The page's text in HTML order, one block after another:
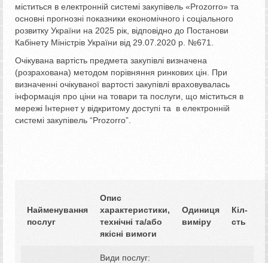
міститься в електронній системі закупівель «Prozorro» та
основні прогнозні показники економічного і соціального
розвитку України на 2025 рік, відповідно до Постанови
Кабінету Міністрів України від 29.07.2020 р. №671.
Очікувана вартість предмета закупівлі визначена
(розрахована) методом порівняння ринкових цін. При
визначенні очікуваної вартості закупівлі враховувалась
інформація про ціни на товари та послуги, що міститься в
мережі Інтернет у відкритому доступі та в електронній
системі закупівель “Prozorro”.
Найменування
послуг
Опис
характеристики,
технічні та/або
якісні вимоги
Одиниця
виміру
Кіл-
сть
Види послуг: